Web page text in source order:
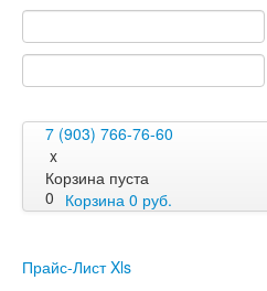
7 (903) 766-76-60
x
Корзина пуста
0 Корзина 0 руб.
Перезарядка
Прайс-Лист Xls